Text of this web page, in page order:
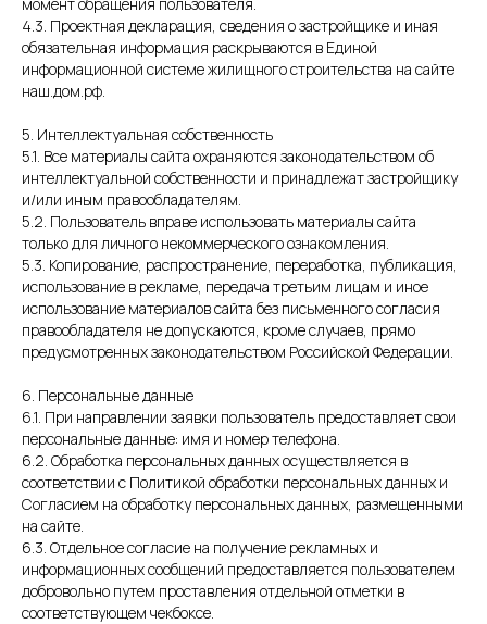
4.3. Проектная декларация, сведения о застройщике и иная
обязательная информация раскрываются в Единой
информационной системе жилищного строительства на сайте
наш.дом.рф.
5. Интеллектуальная собственность
5.1. Все материалы сайта охраняются законодательством об
интеллектуальной собственности и принадлежат застройщику
и/или иным правообладателям.
5.2. Пользователь вправе использовать материалы сайта
только для личного некоммерческого ознакомления.
5.3. Копирование, распространение, переработка, публикация,
использование в рекламе, передача третьим лицам и иное
использование материалов сайта без письменного согласия
правообладателя не допускаются, кроме случаев, прямо
предусмотренных законодательством Российской Федерации.
6. Персональные данные
6.1. При направлении заявки пользователь предоставляет свои
персональные данные: имя и номер телефона.
6.2. Обработка персональных данных осуществляется в
соответствии с Политикой обработки персональных данных и
Согласием на обработку персональных данных, размещенными
на сайте.
6.3. Отдельное согласие на получение рекламных и
информационных сообщений предоставляется пользователем
добровольно путем проставления отдельной отметки в
соответствующем чекбоксе.